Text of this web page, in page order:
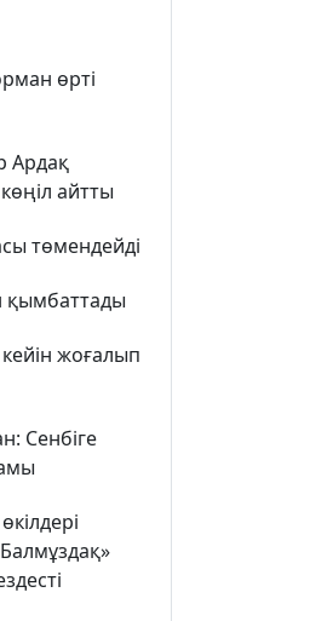
өрті
Ардақ
айтты
төмендейді
қымбаттады
жоғалып
Сенбіге